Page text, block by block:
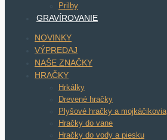
Prilby
GRAVÍROVANIE
NOVINKY
VÝPREDAJ
NAŠE ZNAČKY
HRAČKY
Hrkálky
Drevené hračky
Plyšové hračky a mojkáčikovia
Hračky do vane
Hračky do vody a piesku